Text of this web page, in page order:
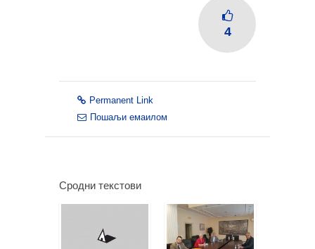
4
Permanent Link
Пошаљи емаилом
Сродни текстови